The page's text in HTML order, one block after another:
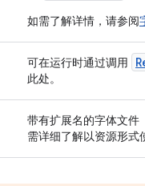
如需了解详情，请参阅
可在运行时通过调用
此处。
带有扩展名的字体文件
需详细了解以资源形式